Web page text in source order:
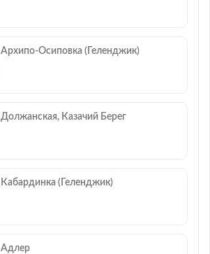
Архипо-Осиповка (Геленджик)
Должанская, Казачий Берег
Кабардинка (Геленджик)
Адлер